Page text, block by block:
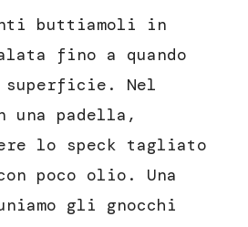
buttiamoli in
fino a quando
superficie. Nel
una padella,
lo speck tagliato
poco olio. Una
gli gnocchi